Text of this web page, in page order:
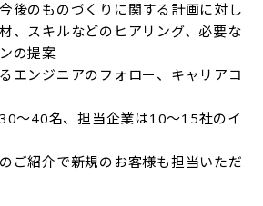
後のものづくりに関する計画に対し
、スキルなどのヒアリング、必要な
の提案
エンジニアのフォロー、キャリアコ
～40名、担当企業は10～15社のイ
ご紹介で新規のお客様も担当いただ